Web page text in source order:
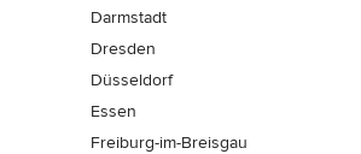
Darmstadt
Dresden
Düsseldorf
Essen
Freiburg-im-Breisgau